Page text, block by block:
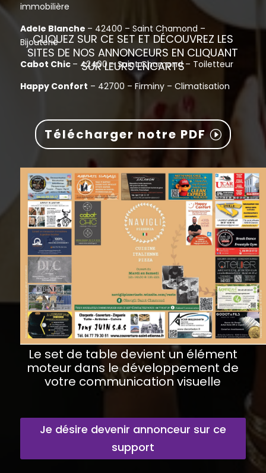
immobilière
Adele Blanche – 42400 – Saint Chamond –
Bijouterie
Cabot Chic – 42400 – Saint Chamond – Toiletteur
Happy Confort – 42700 – Firminy – Climatisation
CLIQUEZ SUR CE SET ET DÉCOUVREZ LES
SITES DE NOS ANNONCEURS EN CLIQUANT
SUR LEURS ENCARTS
Télécharger notre PDF
Le set de table devient un élément
moteur dans le développement de
votre communication visuelle
Je désire devenir annonceur sur ce
support